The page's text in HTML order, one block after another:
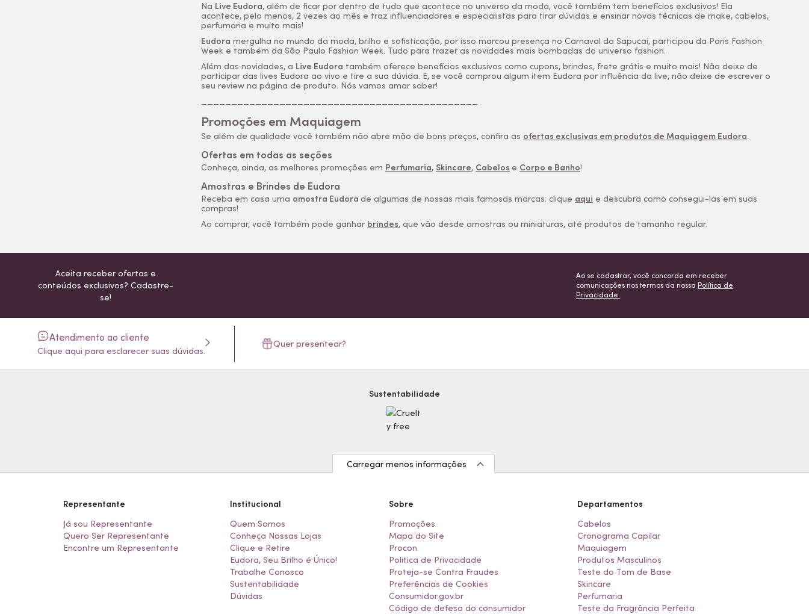
Na Live Eudora, além de ficar por dentro de tudo que acontece no universo da moda, você também tem benefícios exclusivos! Ela
acontece, pelo menos, 2 vezes ao mês e traz influenciadores e especialistas para tirar dúvidas e ensinar novas técnicas demake, cabelos,
perfumaria e muito mais!
Eudora mergulha no mundo da moda, brilho e sofisticação, por isso marcou presença no Carnaval da Sapucaí, participou da Paris Fashion
Week e também da São Paulo Fashion Week. Tudo para trazer as novidades mais bombadas do universo fashion.
Além das novidades, a Live Eudora também oferece benefícios exclusivos como cupons, brindes, frete grátis e muito mais! Não deixe de
participar das lives Eudora ao vivo e tire a sua dúvida. E, se você comprou algum item Eudora por influência da live, não deixe de escrever o
seu review na página de produto. Nós vamos amar saber!
Promoções em Maquiagem
Se além de qualidade você também não abre mão de bons preços, confira as ofertas exclusivas em produtos de Maquiagem Eudora.
Ofertas em todas as seções
Conheça, ainda, as melhores promoções em Perfumaria, Skincare, Cabelos e Corpo e Banho!
Amostras e Brindes de Eudora
Receba em casa uma amostra Eudorade algumas de nossas mais famosas marcas: clique aqui e descubra como consegui-las em suas
compras!
Ao comprar, você também pode ganhar brindes, que vão desde amostras ou miniaturas, até produtos de tamanho regular.
Aceita receber ofertas e
conteúdos exclusivos? Cadastre-
se!
Ao se cadastrar, você concorda em receber
comunicações nos termos da nossa Política de
Privacidade .
Atendimento ao cliente
Clique aqui para esclarecer suas dúvidas.
Quer presentear?
Sustentabilidade
Carregar menos informações
Representante
Já sou Representante
Quero Ser Representante
Encontre um Representante
Institucional
Quem Somos
Conheça Nossas Lojas
Clique e Retire
Eudora, Seu Brilho é Único!
Trabalhe Conosco
Sustentabilidade
Dúvidas
Sobre
Promoções
Mapa do Site
Procon
Politica de Privacidade
Proteja-se Contra Fraudes
Preferências de Cookies
Consumidor.gov.br
Código de defesa do consumidor
Departamentos
Cabelos
Cronograma Capilar
Maquiagem
Produtos Masculinos
Teste do Tom de Base
Skincare
Perfumaria
Teste da Fragrância Perfeita